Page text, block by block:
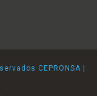
CEPRONSA |